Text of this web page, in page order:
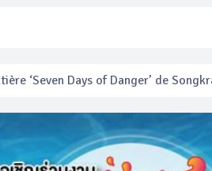
en se faisant arracher son collier en or
pendant Songkran